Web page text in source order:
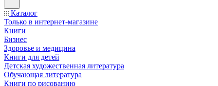
Каталог
Только в интернет-магазине
Книги
Бизнес
Здоровье и медицина
Книги для детей
Детская художественная литература
Обучающая литература
Книги по рисованию